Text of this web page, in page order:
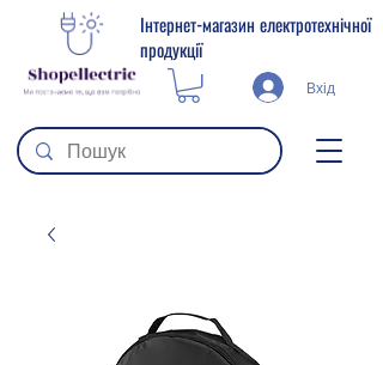
Інтернет-магазин електротехнічної
продукції
Вхід